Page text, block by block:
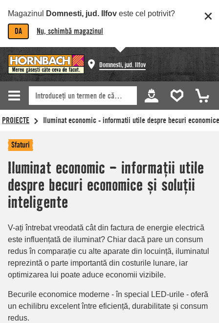
Magazinul Domnesti, jud. Ilfov este cel potrivit?
DA Nu, schimbă magazinul
Domnesti, jud. Ilfov